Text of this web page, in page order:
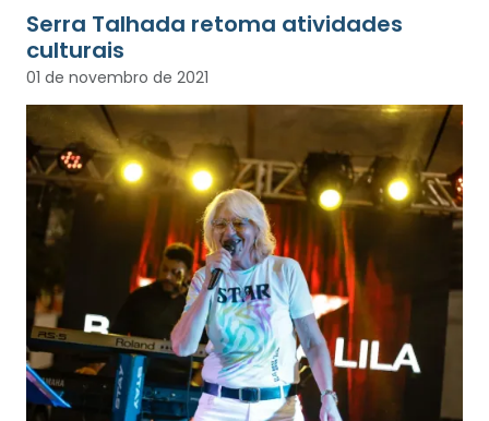
Serra Talhada retoma atividades
culturais
01 de novembro de 2021